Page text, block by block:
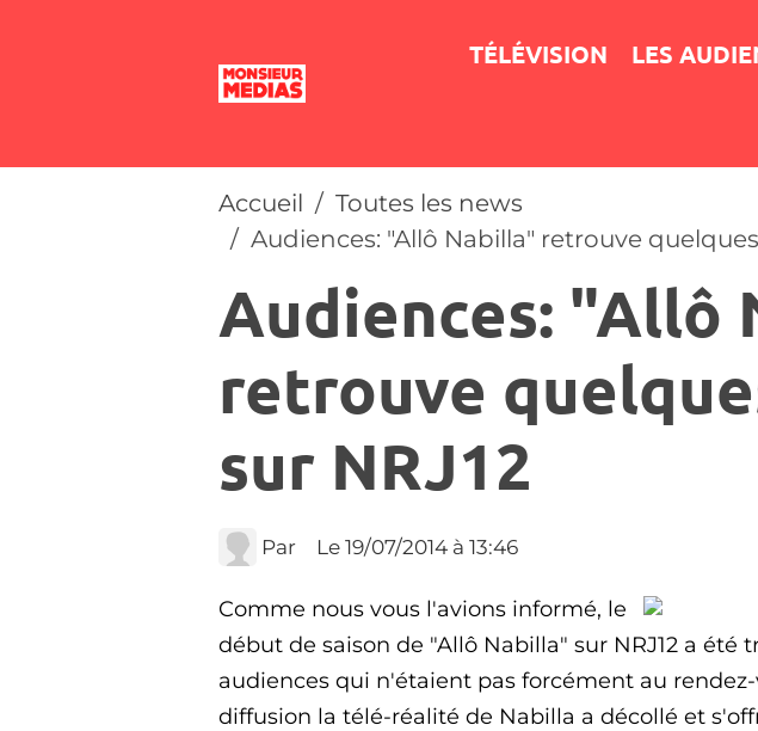
TÉLÉVISION LES
Accueil
Toutes les news
Audiences: "Allô Nabilla" retrouve
Audiences: "Allô
retrouve
sur NRJ12
Par Le 19/07/2014 à 13:46
Comme nous vous l'avions informé, le
début de saison de "Allô Nabilla" sur NRJ12 a été
audiences qui n'étaient pas forcément au rendez-
diffusion la télé-réalité de Nabilla a décollé et